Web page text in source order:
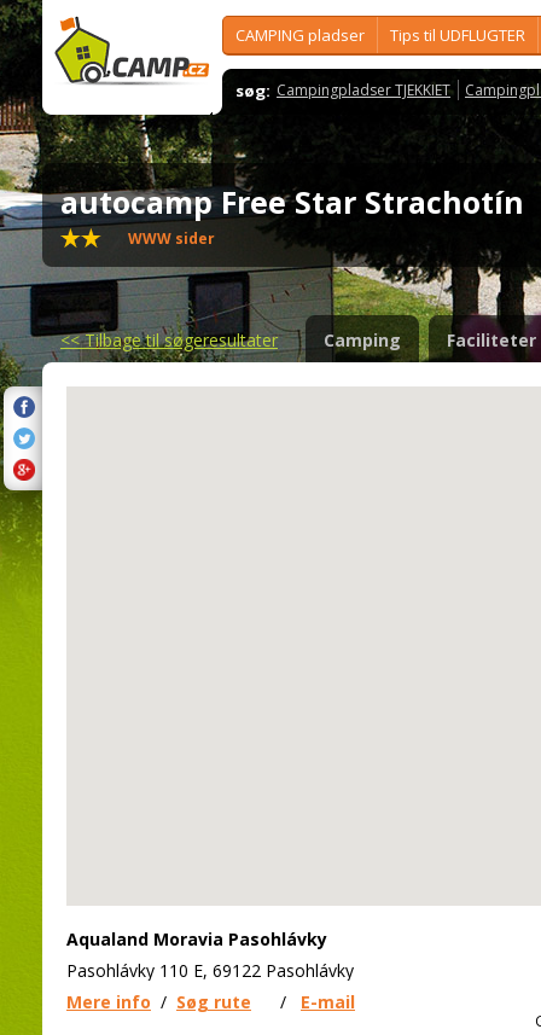
CAMPING pladser Tips til UDFLUGTER
søg: Campingpladser TJEKKIET
autocamp Free Star Strachotín
WWW sider
<<Tilbage til søgeresultater Camping Faciliteter
Aqualand Moravia Pasohlávky
Pasohlávky 110 E, 69122 Pasohlávky
Mere info / Søg rute / E-mail